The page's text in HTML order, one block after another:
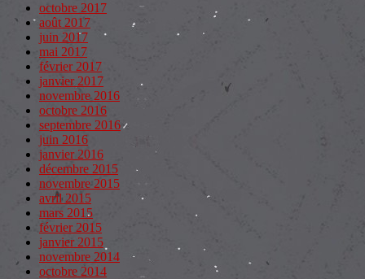
octobre 2017
août 2017
juin 2017
mai 2017
février 2017
janvier 2017
novembre 2016
octobre 2016
septembre 2016
juin 2016
janvier 2016
décembre 2015
novembre 2015
avril 2015
mars 2015
février 2015
janvier 2015
novembre 2014
octobre 2014